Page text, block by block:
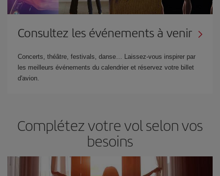
Consultez les événements à venir
Concerts, théâtre, festivals, danse… Laissez-vous inspirer par
les meilleurs événements du calendrier et réservez votre billet
d'avion.
Complétez votre vol selon vos
besoins